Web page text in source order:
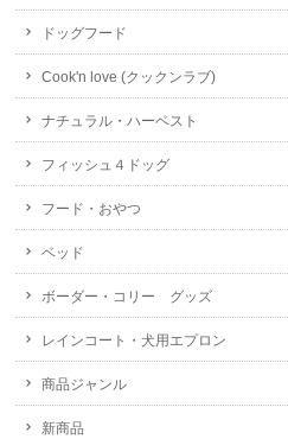
ドッグフード
Cook'n love (クックンラブ)
ナチュラル・ハーベスト
フィッシュ４ドッグ
フード・おやつ
ベッド
ボーダー・コリー グッズ
レインコート・犬用エプロン
商品ジャンル
新商品